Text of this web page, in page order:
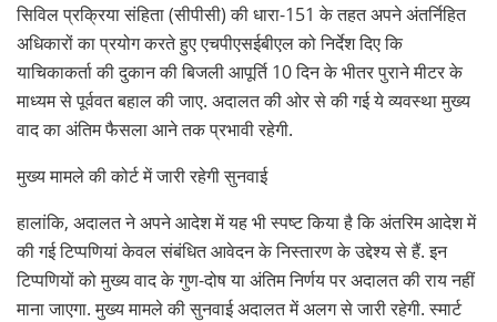
सिविल प्रक्रिया संहिता (सीपीसी) की धारा-151 के तहत अपने अंतर्निहित
अधिकारों का प्रयोग करते हुए एचपीएसईबीएल को निर्देश दिए कि
याचिकाकर्ता की दुकान की बिजली आपूर्ति 10 दिन के भीतर पुराने मीटर के
माध्यम से पूर्ववत बहाल की जाए. अदालत की ओर से की गई ये व्यवस्था मुख्य
वाद का अंतिम फैसला आने तक प्रभावी रहेगी.
मुख्य मामले की कोर्ट में जारी रहेगी सुनवाई
हालांकि, अदालत ने अपने आदेश में यह भी स्पष्ट किया है कि अंतरिम आदेश में
की गई टिप्पणियां केवल संबंधित आवेदन के निस्तारण के उद्देश्य से हैं. इन
टिप्पणियों को मुख्य वाद के गुण-दोष या अंतिम निर्णय पर अदालत की राय नहीं
माना जाएगा. मुख्य मामले की सुनवाई अदालत में अलग से जारी रहेगी. स्मार्ट